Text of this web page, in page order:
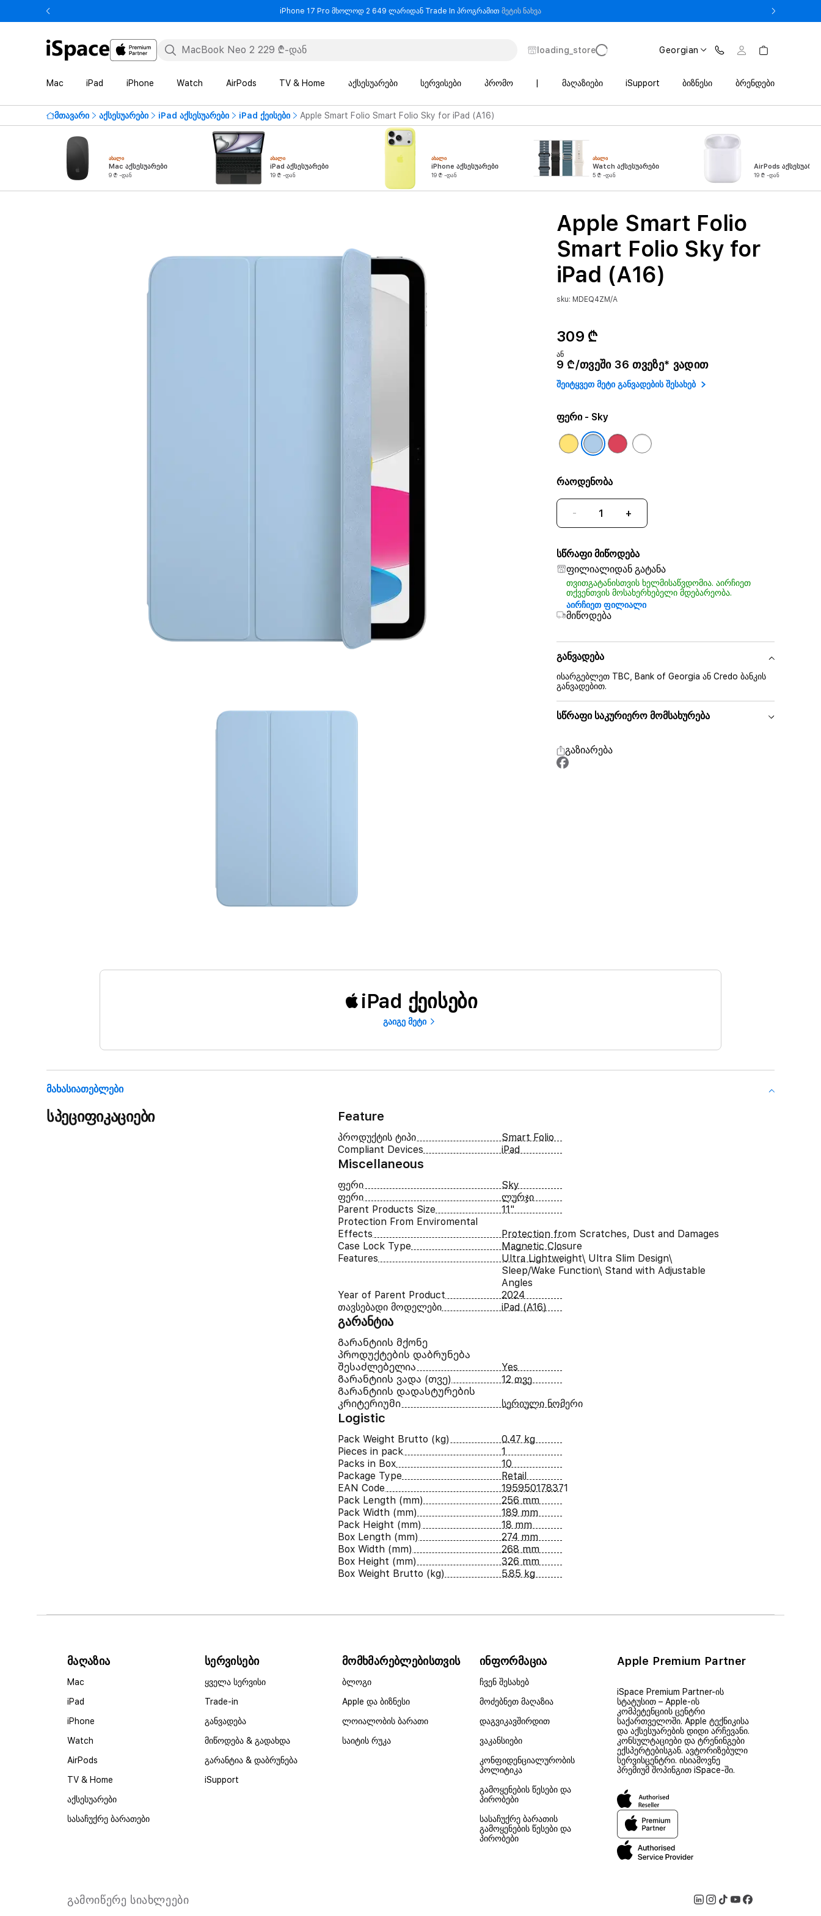
iPhone 17 Pro მხოლოდ 2 649 ლარიდან Trade In პროგრამით მეტის ნახვა- iPhone 17 Pro მხოლოდ 2 649 ლარიდან Trade In პროგრამით
loading_store Georgian
Mac iPad iPhone Watch AirPods TV & Home აქსესუარები სერვისები პრომო მაღაზიები iSupport ბიზნესი ბრენდები
მთავარი აქსესუარები iPad აქსესუარები iPad ქეისები Apple Smart Folio Smart Folio Sky for iPad (A16)
ᲐᲮᲐᲚᲘ
Mac აქსესუარები
9 ₾ -დან
ᲐᲮᲐᲚᲘ
iPad აქსესუარები
19 ₾ -დან
ᲐᲮᲐᲚᲘ
iPhone აქსესუარები
19 ₾ -დან
ᲐᲮᲐᲚᲘ
Watch აქსესუარები
5 ₾ -დან
AirPods
19 ₾ -დან
Apple Smart Folio
Smart Folio Sky for
iPad (A16)
sku: MDEQ4ZM/A
309 ₾
ან
9 ₾/თვეში 36 თვეზე* ვადით
შეიტყვეთ მეტი განვადების შესახებ
ფერი- Sky
რაოდენობა
- +
სწრაფი მიწოდება
ფილიალიდან გატანა
თვითგატანისთვის ხელმისაწვდომია. აირჩიეთ
თქვენთვის მოსახერხებელი მდებარეობა.
აირჩიეთ ფილიალი
მიწოდება
განვადება
ისარგებლეთ TBC, Bank of Georgia ან Credo ბანკის
განვადებით.
სწრაფი საკურიერო მომსახურება
გაზიარება
iPad ქეისები
გაიგე მეტი
Მახასიათებლები
სპეციფიკაციები Feature
პროდუქტის ტიპი
Smart Folio
Compliant Devices
iPad
Miscellaneous
ფერი
Sky
ფერი
ლურჯი
Parent Products Size
11"
Protection From Enviromental
Effects
Protection from Scratches, Dust and Damages
Case Lock Type
Magnetic Closure
Features
Ultra Lightweight\ Ultra Slim Design\
Sleep/Wake Function\ Stand with Adjustable
Angles
Year of Parent Product
2024
თავსებადი მოდელები
iPad (A16)
გარანტია
Გარანტიის მქონე
პროდუქტების დაბრუნება
შესაძლებელია
Yes
Გარანტიის ვადა (თვე)
12 თვე
Გარანტიის დადასტურების
კრიტერიუმი
სერიული ნომერი
Logistic
Pack Weight Brutto (kg)
0.47 kg
Pieces in pack
1
Packs in Box
10
Package Type
Retail
EAN Code
195950178371
Pack Length (mm)
256 mm
Pack Width (mm)
189 mm
Pack Height (mm)
18 mm
Box Length (mm)
274 mm
Box Width (mm)
268 mm
Box Height (mm)
326 mm
Box Weight Brutto (kg)
5.85 kg
მაღაზია
Mac
iPad
iPhone
Watch
AirPods
TV & Home
აქსესუარები
სასაჩუქრე ბარათები
სერვისები
ყველა სერვისი
Trade-in
განვადება
მიწოდება & გადახდა
გარანტია & დაბრუნება
iSupport
მომხმარებლებისთვის
ბლოგი
Apple და ბიზნესი
ლოიალობის ბარათი
საიტის რუკა
ინფორმაცია
ჩვენ შესახებ
მოძებნეთ მაღაზია
დაგვიკავშირდით
ვაკანსიები
კონფიდენციალურობის
პოლიტიკა
გამოყენების წესები და
პირობები
სასაჩუქრე ბარათის
გამოყენების წესები და
პირობები
Apple Premium Partner
iSpace Premium Partner-ის
სტატუსით – Apple-ის
კომპეტენციის ცენტრი
საქართველოში. Apple ტექნიკისა
და აქსესუარების დიდი არჩევანი.
კონსულტაციები და ტრენინგები
ექსპერტებისგან. ავტორიზებული
სერვისცენტრი. ისიამოვნე
პრემიუმ შოპინგით iSpace-ში.
გამოიწერე სიახლეები